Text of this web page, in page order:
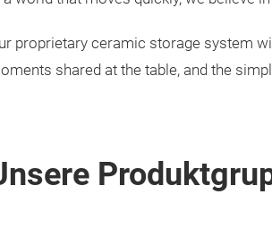
proprietary ceramic storage system
shared at the table, and the